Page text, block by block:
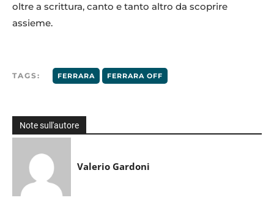
oltre a scrittura, canto e tanto altro da scoprire
assieme.
TAGS: FERRARA FERRARA OFF
Note sull'autore
Valerio Gardoni